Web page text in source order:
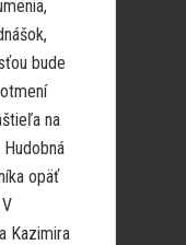
bude
na
opäť
Kazimira